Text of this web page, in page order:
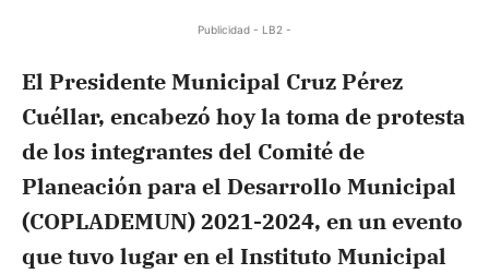
Publicidad - LB2 -
El Presidente Municipal Cruz Pérez
Cuéllar, encabezó hoy la toma de protesta
de los integrantes del Comité de
Planeación para el Desarrollo Municipal
(COPLADEMUN) 2021-2024, en un evento
que tuvo lugar en el Instituto Municipal